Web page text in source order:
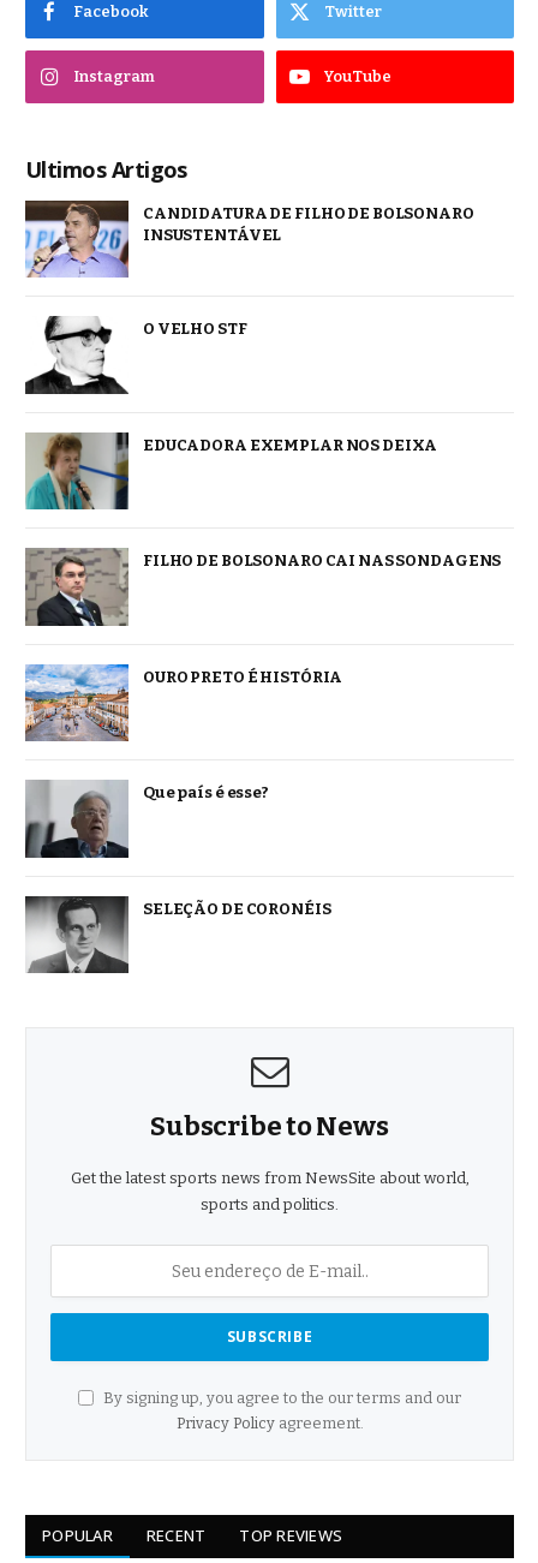
Facebook Twitter
Instagram YouTube
Ultimos Artigos
CANDIDATURA DE FILHO DE BOLSONARO
INSUSTENTÁVEL
O VELHO STF
EDUCADORA EXEMPLAR NOS DEIXA
FILHO DE BOLSONARO CAI NAS SONDAGENS
OURO PRETO É HISTÓRIA
Que país é esse?
SELEÇÃO DE CORONÉIS
Subscribe to News
Get the latest sports news from NewsSite about world,
sports and politics.
By signing up, you agree to the our terms and our
Privacy Policyagreement.
POPULAR RECENT TOP REVIEWS